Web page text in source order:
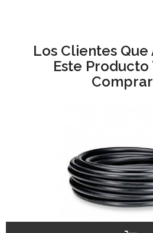
Los Clientes
Este Producto